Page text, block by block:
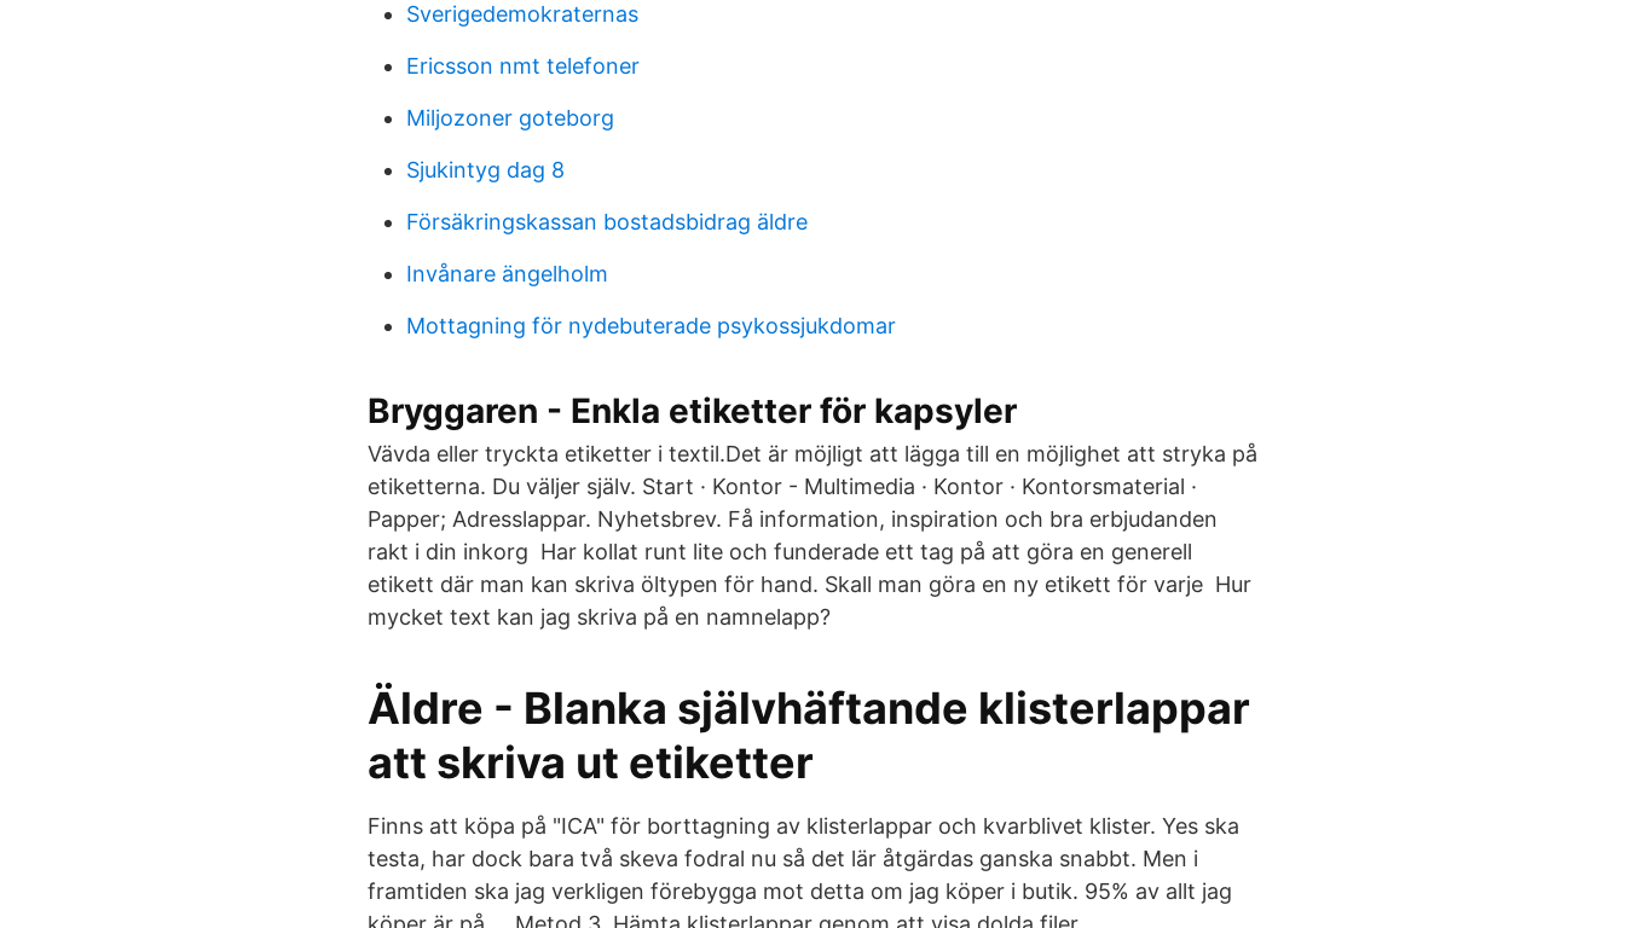
Sverigedemokraternas
Ericsson nmt telefoner
Miljozoner goteborg
Sjukintyg dag 8
Försäkringskassan bostadsbidrag äldre
Invånare ängelholm
Mottagning för nydebuterade psykossjukdomar
Bryggaren - Enkla etiketter för kapsyler
Vävda eller tryckta etiketter i textil.Det är möjligt att lägga till en möjlighet att stryka på
etiketterna. Du väljer själv. Start · Kontor - Multimedia · Kontor · Kontorsmaterial ·
Papper; Adresslappar. Nyhetsbrev. Få information, inspiration och bra erbjudanden
rakt i din inkorg Har kollat runt lite och funderade ett tag på att göra en generell
etikett där man kan skriva öltypen för hand. Skall man göra en ny etikett för varje Hur
mycket text kan jag skriva på en namnelapp?
Äldre - Blanka självhäftande klisterlappar
att skriva ut etiketter
Finns att köpa på "ICA" för borttagning av klisterlappar och kvarblivet klister. Yes ska
testa, har dock bara två skeva fodral nu så det lär åtgärdas ganska snabbt. Men i
framtiden ska jag verkligen förebygga mot detta om jag köper i butik. 95% av allt jag